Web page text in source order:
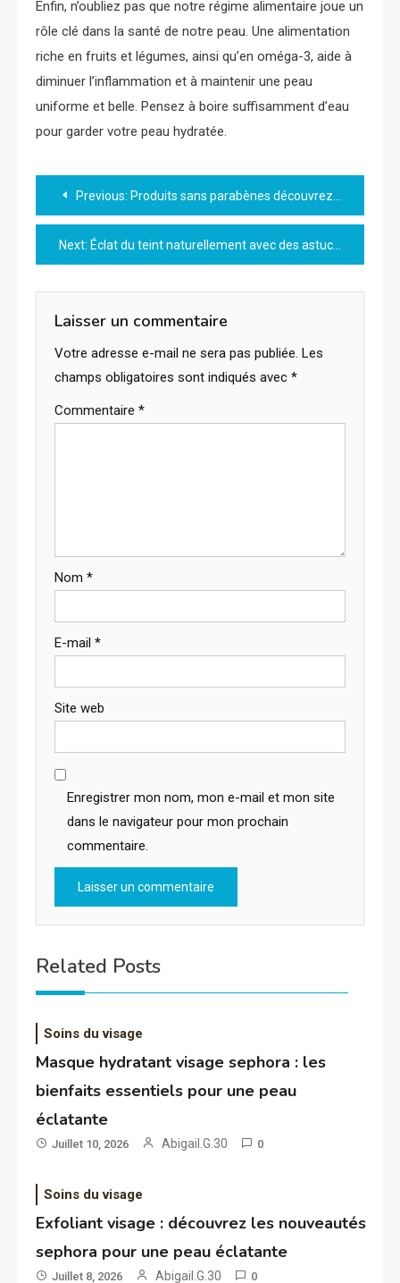
Enfin, n’oubliez pas que notre régime alimentaire joue un
rôle clé dans la santé de notre peau. Une alimentation
riche en fruits et légumes, ainsi qu’en oméga-3, aide à
diminuer l’inflammation et à maintenir une peau
uniforme et belle. Pensez à boire suffisamment d’eau
pour garder votre peau hydratée.
Navigation
de
l’article
Previous: Produits sans parabènes découvrez leurs bienfaits naturels
Next: Éclat du teint naturellement avec des astuces simples et efficaces
Laisser un commentaire
Votre adresse e-mail ne sera pas publiée. Les
champs obligatoires sont indiqués avec *
Commentaire *
Nom *
E-mail *
Site web
Enregistrer mon nom, mon e-mail et mon site
dans le navigateur pour mon prochain
commentaire.
Related Posts
Soins du visage
Masque hydratant visage sephora : les
bienfaits essentiels pour une peau
éclatante
Juillet 10, 2026 Abigail.G.30 0
Soins du visage
Exfoliant visage : découvrez les nouveautés
sephora pour une peau éclatante
Juillet 8, 2026 Abigail.G.30 0